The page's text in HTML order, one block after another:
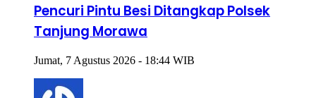
Pencuri Pintu Besi Ditangkap Polsek
Tanjung Morawa
Jumat, 7 Agustus 2026 - 18:44 WIB